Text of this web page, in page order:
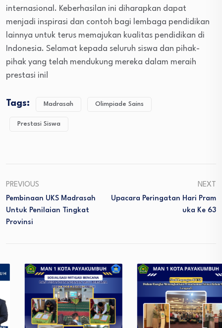
internasional. Keberhasilan ini diharapkan dapat
menjadi inspirasi dan contoh bagi lembaga pendidikan
lainnya untuk terus memajukan kualitas pendidikan di
Indonesia. Selamat kepada seluruh siswa dan pihak-
pihak yang telah mendukung mereka dalam meraih
prestasi ini!
Tags: Madrasah Olimpiade Sains
Prestasi Siswa
PREVIOUS
Pembinaan UKS Madrasah
Untuk Penilaian Tingkat
Provinsi
NEXT
Upacara Peringatan Hari Pram
Uka Ke 63